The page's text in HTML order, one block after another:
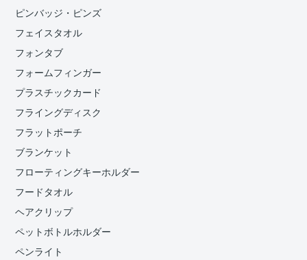
ピンバッジ・ピンズ
フェイスタオル
フォンタブ
フォームフィンガー
プラスチックカード
フライングディスク
フラットポーチ
ブランケット
フローティングキーホルダー
フードタオル
ヘアクリップ
ペットボトルホルダー
ペンライト